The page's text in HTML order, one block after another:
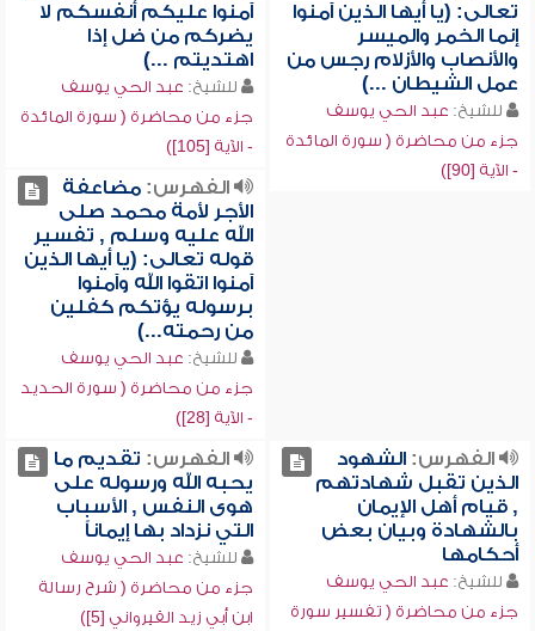
تعالى: (يا أيها الذين آمنوا
إنما الخمر والميسر
والأنصاب والأزلام رجس من
عمل الشيطان ...)
للشيخ: عبد الحي يوسف
جزء من محاضرة ( سورة المائدة
- الآية [90])
آمنوا عليكم أنفسكم لا
يضركم من ضل إذا
اهتديتم ...)
للشيخ: عبد الحي يوسف
جزء من محاضرة ( سورة المائدة
- الآية [105])
الفهرس:مضاعفة
الأجر لأمة محمد صلى
الله عليه وسلم , تفسير
قوله تعالى: (يا أيها الذين
آمنوا اتقوا الله وآمنوا
برسوله يؤتكم كفلين
من رحمته...)
للشيخ: عبد الحي يوسف
جزء من محاضرة ( سورة الحديد
- الآية [28])
الفهرس:الشهود
الذين تقبل شهادتهم
, قيام أهل الإيمان
بالشهادة وبيان بعض
أحكامها
للشيخ: عبد الحي يوسف
جزء من محاضرة ( تفسير سورة
الفهرس: تقديم ما
يحبه الله ورسوله على
هوى النفس , الأسباب
التي نزداد بها إيماناً
للشيخ: عبد الحي يوسف
جزء من محاضرة ( شرح رسالة
ابن أبي زيد القيرواني [5])